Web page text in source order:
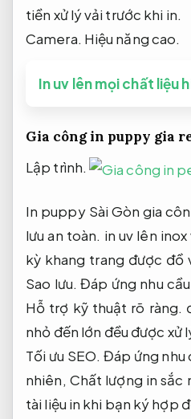
tiền xử lý vải trước khi in.
Camera. Hiệu năng cao.
In uv lên mọi chất liệu
Gia công in puppy gia
Lập trình.
In puppy Sài Gòn gia
lưu an toàn. in uv lên
kỳ khang trang được đồ
Sao lưu. Đáp ứng nhu
Hỗ trợ kỹ thuật rõ ràng.
nhỏ đến lớn đều được xử
Tối ưu SEO. Đáp ứng nhu
nhiên, Chất lượng in sắc
tài liệu in khi bạn ký hợp